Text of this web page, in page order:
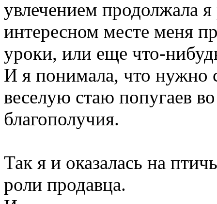
увлечением продолжала
интересном месте меня
уроки, или еще что-
И я понимала, что нужно
веселую стаю попугаев
благополучия.
Так я и оказалась на
роли продавца.